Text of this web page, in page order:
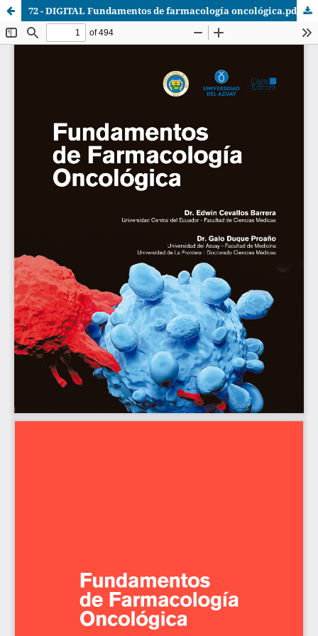
72 - DIGITAL Fundamentos de farmacología oncológica.pdf